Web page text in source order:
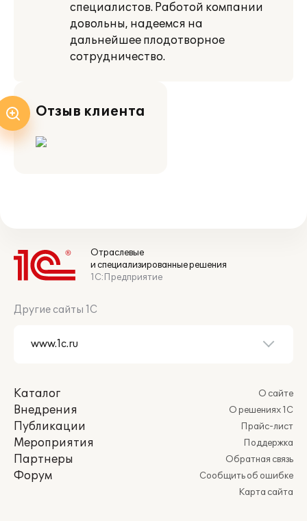
специалистов. Работой компании
довольны, надеемся на
дальнейшее плодотворное
сотрудничество.
Отзыв клиента
Отраслевые
и специализированные решения
1С:Предприятие
Другие сайты 1С
Каталог
Внедрения
Публикации
Мероприятия
Партнеры
Форум
О сайте
О решениях 1С
Прайс-лист
Поддержка
Обратная связь
Сообщить об ошибке
Карта сайта